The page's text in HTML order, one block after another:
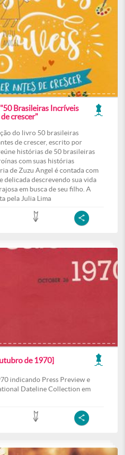
Brasileiras Incríveis
crescer"
do livro 50 brasileiras
de crescer, escrito por
histórias de 50 brasileiras
com suas histórias
de Zuzu Angel é contada com
delicada descrevendo sua vida
em busca de seu filho. A
pela Julia Lima
de 1970]
indicando Press Preview e
Dateline Collection em